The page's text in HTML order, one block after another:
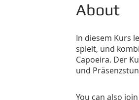
About
In diesem Kurs
spielt, und
Capoeira. Der
und
You can also